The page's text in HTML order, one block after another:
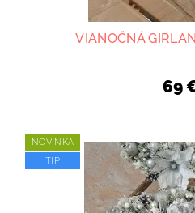
VIANOČNÁ
69
NOVINKA
TIP